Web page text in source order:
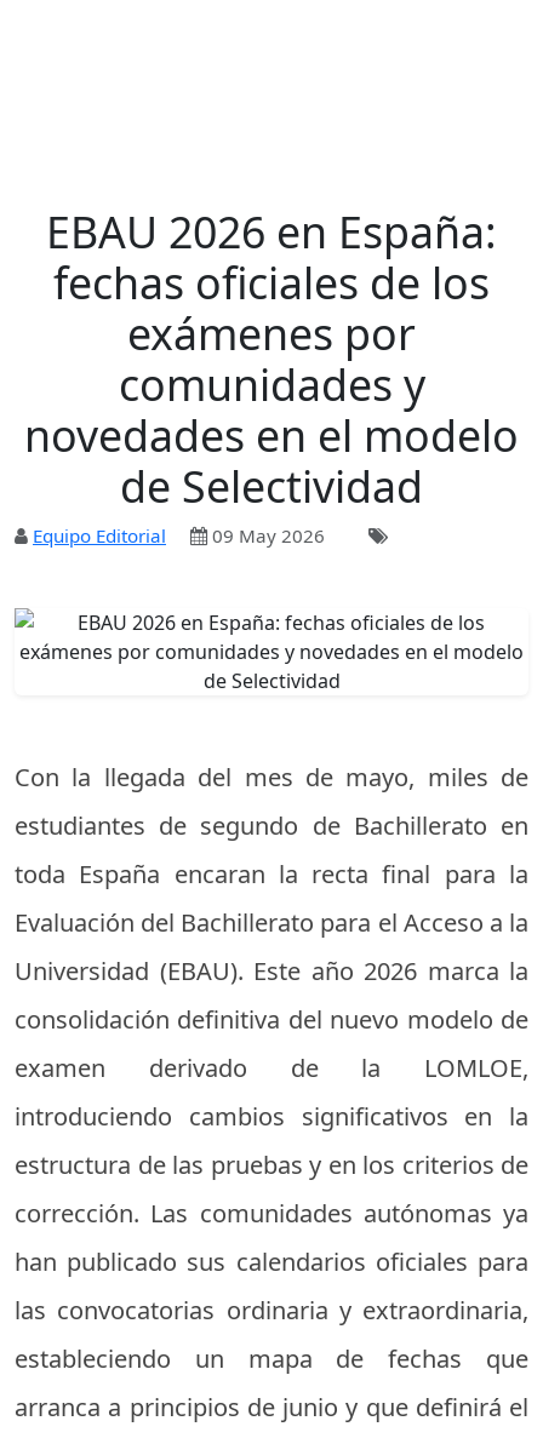
EBAU 2026 en España:
fechas oficiales de los
exámenes por
comunidades y
novedades en el modelo
de Selectividad
Equipo Editorial 09 May 2026
Con la llegada del mes de mayo, miles de
estudiantes de segundo de Bachillerato en
toda España encaran la recta final para la
Evaluación del Bachillerato para el Acceso a la
Universidad (EBAU). Este año 2026 marca la
consolidación definitiva del nuevo modelo de
examen derivado de la LOMLOE,
introduciendo cambios significativos en la
estructura de las pruebas y en los criterios de
corrección. Las comunidades autónomas ya
han publicado sus calendarios oficiales para
las convocatorias ordinaria y extraordinaria,
estableciendo un mapa de fechas que
arranca a principios de junio y que definirá el